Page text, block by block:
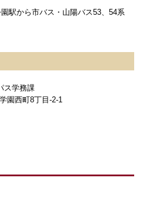
駅から市バス・山陽バス53、54系
ス学務課
園西町8丁目-2-1